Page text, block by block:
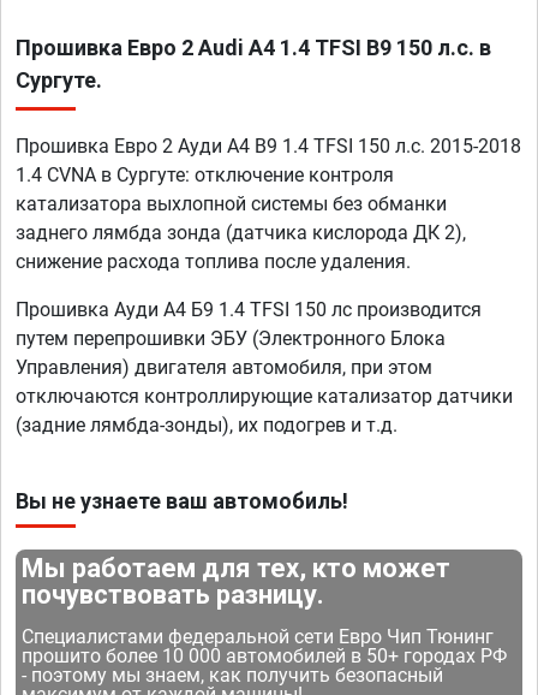
Прошивка Евро 2 Audi A4 1.4 TFSI B9 150 л.с. в
Сургуте.
Прошивка Евро 2 Ауди A4 B9 1.4 TFSI 150 л.с. 2015-2018
1.4 CVNA в Сургуте: отключение контроля
катализатора выхлопной системы без обманки
заднего лямбда зонда (датчика кислорода ДК 2),
снижение расхода топлива после удаления.
Прошивка Ауди А4 Б9 1.4 TFSI 150 лс производится
путем перепрошивки ЭБУ (Электронного Блока
Управления) двигателя автомобиля, при этом
отключаются контроллирующие катализатор датчики
(задние лямбда-зонды), их подогрев и т.д.
Вы не узнаете ваш автомобиль!
Мы работаем для тех, кто может
почувствовать разницу.
Специалистами федеральной сети Евро Чип Тюнинг
прошито более 10 000 автомобилей в 50+ городах РФ
- поэтому мы знаем, как получить безопасный